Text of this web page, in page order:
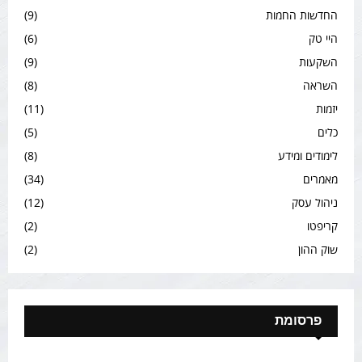
החדשות החמות
(9)
היי טק
(6)
השקעות
(9)
השראה
(8)
יזמות
(11)
כלים
(5)
לימודים ומידע
(8)
מאמרים
(34)
ניהול עסק
(12)
קריפטו
(2)
שוק ההון
(2)
פרסומת